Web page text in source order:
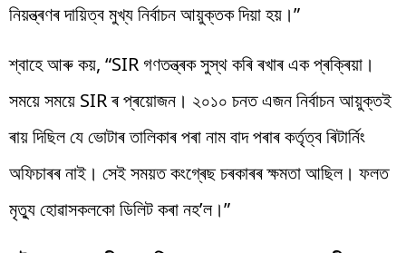
নিয়ন্ত্ৰণৰ দায়িত্ব মুখ্য নিৰ্বাচন আয়ুক্তক দিয়া হয়।”
শ্বাহে আৰু কয়, “SIR গণতন্ত্ৰক সুস্থ কৰি ৰখাৰ এক প্ৰক্ৰিয়া।
সময়ে সময়ে SIR ৰ প্ৰয়োজন। ২০১০ চনত এজন নিৰ্বাচন আয়ুক্তই
ৰায় দিছিল যে ভোটাৰ তালিকাৰ পৰা নাম বাদ পৰাৰ কৰ্তৃত্ব ৰিটাৰ্নিং
অফিচাৰৰ নাই। সেই সময়ত কংগ্ৰেছ চৰকাৰৰ ক্ষমতা আছিল। ফলত
মৃত্যু হোৱাসকলকো ডিলিট কৰা নহ’ল।”